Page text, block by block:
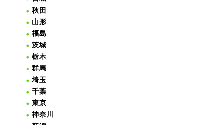
秋田
山形
福島
茨城
栃木
群馬
埼玉
千葉
東京
神奈川